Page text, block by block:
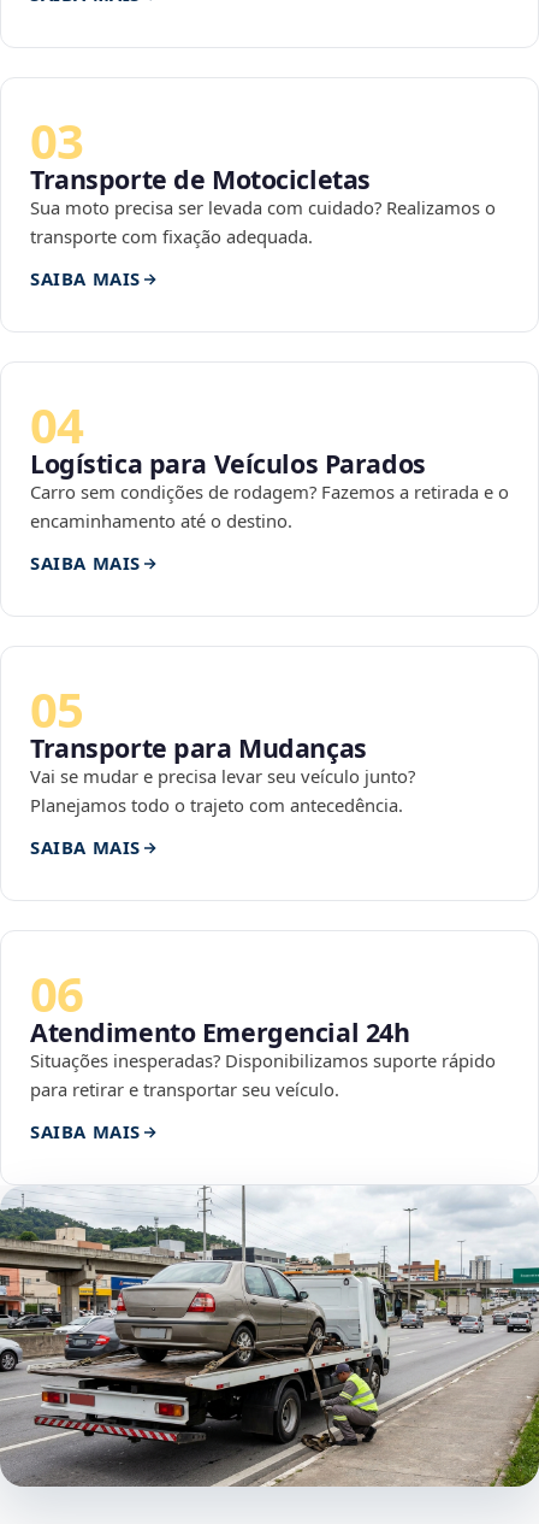
03
Transporte de Motocicletas
Sua moto precisa ser levada com cuidado? Realizamos o
transporte com fixação adequada.
SAIBA MAIS
04
Logística para Veículos Parados
Carro sem condições de rodagem? Fazemos a retirada e o
encaminhamento até o destino.
SAIBA MAIS
05
Transporte para Mudanças
Vai se mudar e precisa levar seu veículo junto?
Planejamos todo o trajeto com antecedência.
SAIBA MAIS
06
Atendimento Emergencial 24h
Situações inesperadas? Disponibilizamos suporte rápido
para retirar e transportar seu veículo.
SAIBA MAIS